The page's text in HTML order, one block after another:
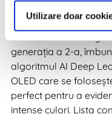
Utilizare doar
participant. Acesta
generația a 2-a,
algoritmul AI Deep
OLED care se
perfect pentru a
intense culori. Lista